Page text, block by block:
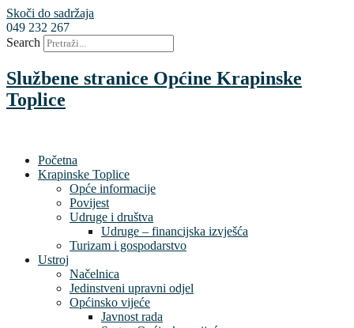
Skoči do sadržaja
049 232 267
Search
Službene stranice Općine Krapinske
Toplice
Početna
Krapinske Toplice
Opće informacije
Povijest
Udruge i društva
Udruge – financijska izvješća
Turizam i gospodarstvo
Ustroj
Načelnica
Jedinstveni upravni odjel
Općinsko vijeće
Javnost rada